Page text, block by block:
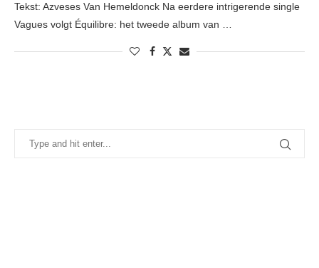
Tekst: Azveses Van Hemeldonck Na eerdere intrigerende single
Vagues volgt Équilibre: het tweede album van …